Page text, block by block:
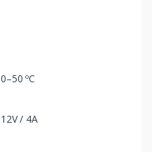
0–50 ºC
12V / 4A